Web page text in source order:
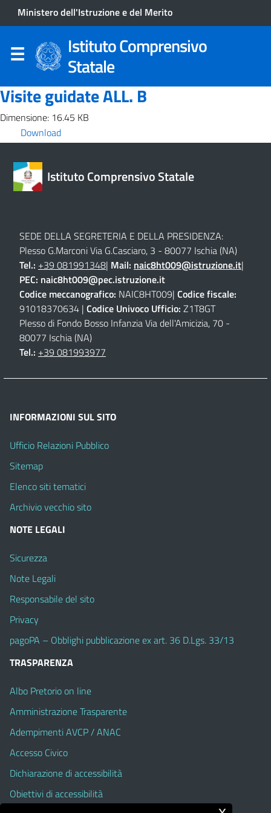
Ministero dell'Istruzione e del Merito
Istituto Comprensivo
Statale
Visite guidate ALL. B
Dimensione: 16.45 KB
Download
Istituto Comprensivo Statale
SEDE DELLA SEGRETERIA E DELLA PRESIDENZA:
Plesso G.Marconi Via G.Casciaro, 3 - 80077 Ischia (NA)
Tel.: +39 081991348| Mail: naic8ht009@istruzione.it|
PEC: naic8ht009@pec.istruzione.it
Codice meccanografico: NAIC8HT009| Codice fiscale:
91018370634 | Codice Univoco Ufficio: Z1T8GT
Plesso di Fondo Bosso Infanzia Via dell'Amicizia, 70 -
80077 Ischia (NA)
Tel.: +39 081993977
INFORMAZIONI SUL SITO
Ufficio Relazioni Pubblico
Sitemap
Elenco siti tematici
Archivio vecchio sito
NOTE LEGALI
Sicurezza
Note Legali
Responsabile del sito
Privacy
pagoPA – Obblighi pubblicazione ex art. 36 D.Lgs. 33/13
TRASPARENZA
Albo Pretorio on line
Amministrazione Trasparente
Adempimenti AVCP / ANAC
Accesso Civico
Dichiarazione di accessibilità
Obiettivi di accessibilità